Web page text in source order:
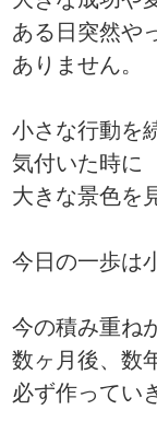
ある日突然や
ありません。
小さな行動を
気付いた時に
大きな景色を
今日の一歩は
今の積み重ね
数ヶ月後、数
必ず作ってい